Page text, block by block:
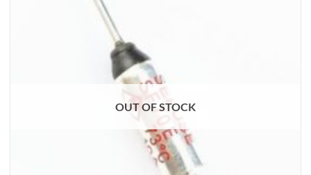
OUT OF STOCK